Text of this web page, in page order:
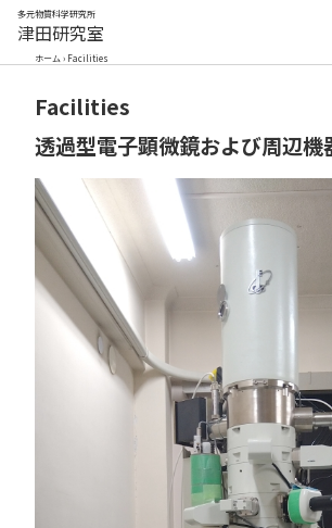
多元物質科学研究所
津田研究室
ホーム › Facilities
Facilities
透過型電子顕微鏡および周辺機